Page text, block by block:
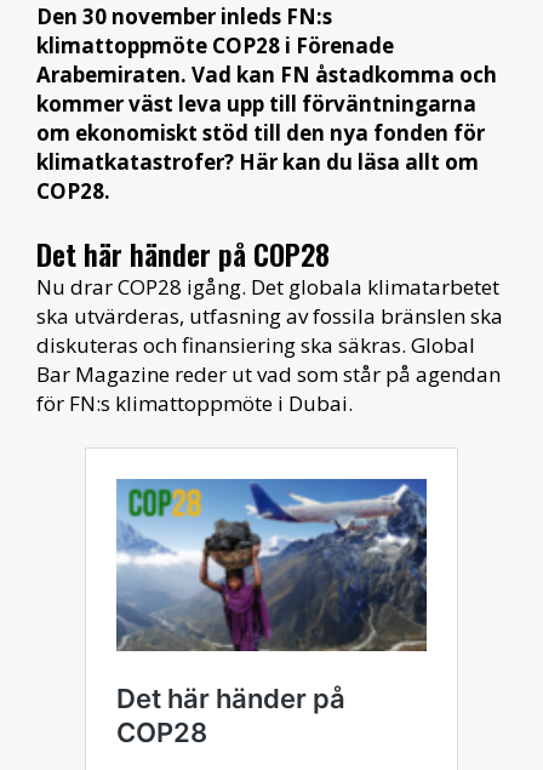
Den 30 november inleds FN:s
klimattoppmöte COP28 i Förenade
Arabemiraten. Vad kan FN åstadkomma och
kommer väst leva upp till förväntningarna
om ekonomiskt stöd till den nya fonden för
klimatkatastrofer? Här kan du läsa allt om
COP28.
Det här händer på COP28
Nu drar COP28 igång. Det globala klimatarbetet
ska utvärderas, utfasning av fossila bränslen ska
diskuteras och finansiering ska säkras. Global
Bar Magazine reder ut vad som står på agendan
för FN:s klimattoppmöte i Dubai.